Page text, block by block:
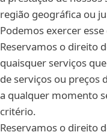
região geográfica ou
Podemos exercer
Reservamos o direito
quaisquer serviços
de serviços ou preços
a qualquer momento
critério.
Reservamos o direito